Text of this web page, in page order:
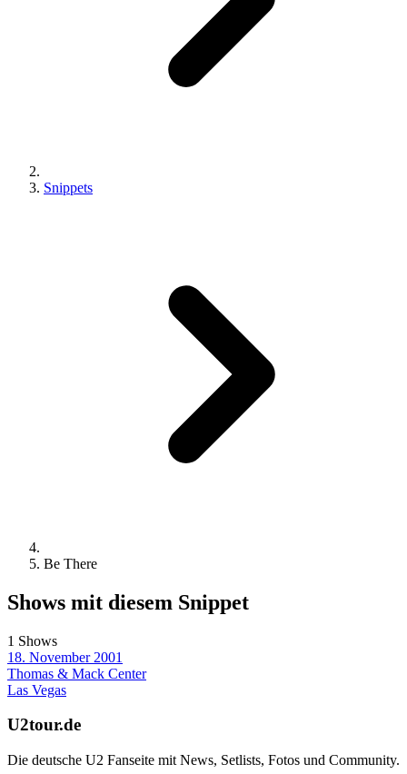
Snippets
Be There
Shows mit diesem Snippet
1 Shows
18. November 2001
Thomas & Mack Center
Las Vegas
U2tour.de
Die deutsche U2 Fanseite mit News, Setlists, Fotos und Community.